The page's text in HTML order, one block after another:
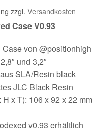
zzgl. Versandkosten
Case V0.93
von @positionhigh
und 3,2″
SLA/Resin black
JLC Black Resin
x T): 106 x 92 x 22 mm
v0.93 erhältlich